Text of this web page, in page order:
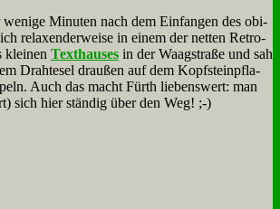
Mi­nu­ten nach dem Ein­fan­gen des obi­
re­la­xen­der­wei­se in ei­nem der net­ten Re­tro-
klei­nen Text­hau­ses in der Waag­stra­ße und sah
Draht­esel drau­ßen auf dem Kopf­stein­pfla­
Auch das macht Fürth lie­bens­wert: man
sich hier stän­dig über den Weg! ;-)